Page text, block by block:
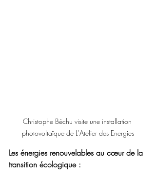
Christophe Béchu visite une installation
photovoltaïque de L'Atelier des Energies
Les énergies renouvelables au cœur de la
transition écologique :